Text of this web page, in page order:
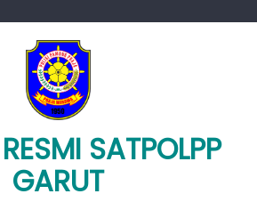
SATPOLPP
GARUT